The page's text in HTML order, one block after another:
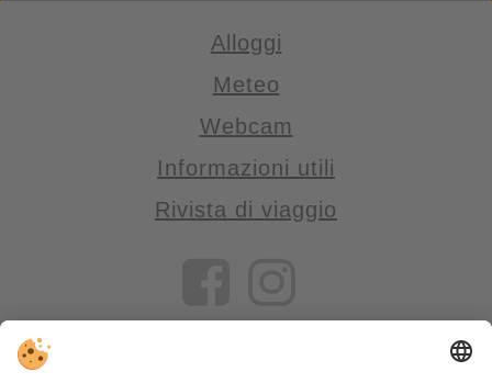
Alloggi
Meteo
Webcam
Informazioni utili
Rivista di viaggio